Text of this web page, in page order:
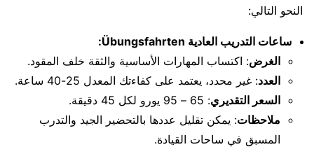
النحو التالي:
ساعات التدريب العادية Übungsfahrten:
الغرض: اكتساب المهارات الأساسية والثقة خلف المقود.
العدد: غير محدد، يعتمد على كفاءتك المعدل 25-40 ساعة.
السعر التقديري: 65 – 95 يورو لكل 45 دقيقة.
ملاحظات: يمكن تقليل عددها بالتحضير الجيد والتدرب
المسبق في ساحات القيادة.